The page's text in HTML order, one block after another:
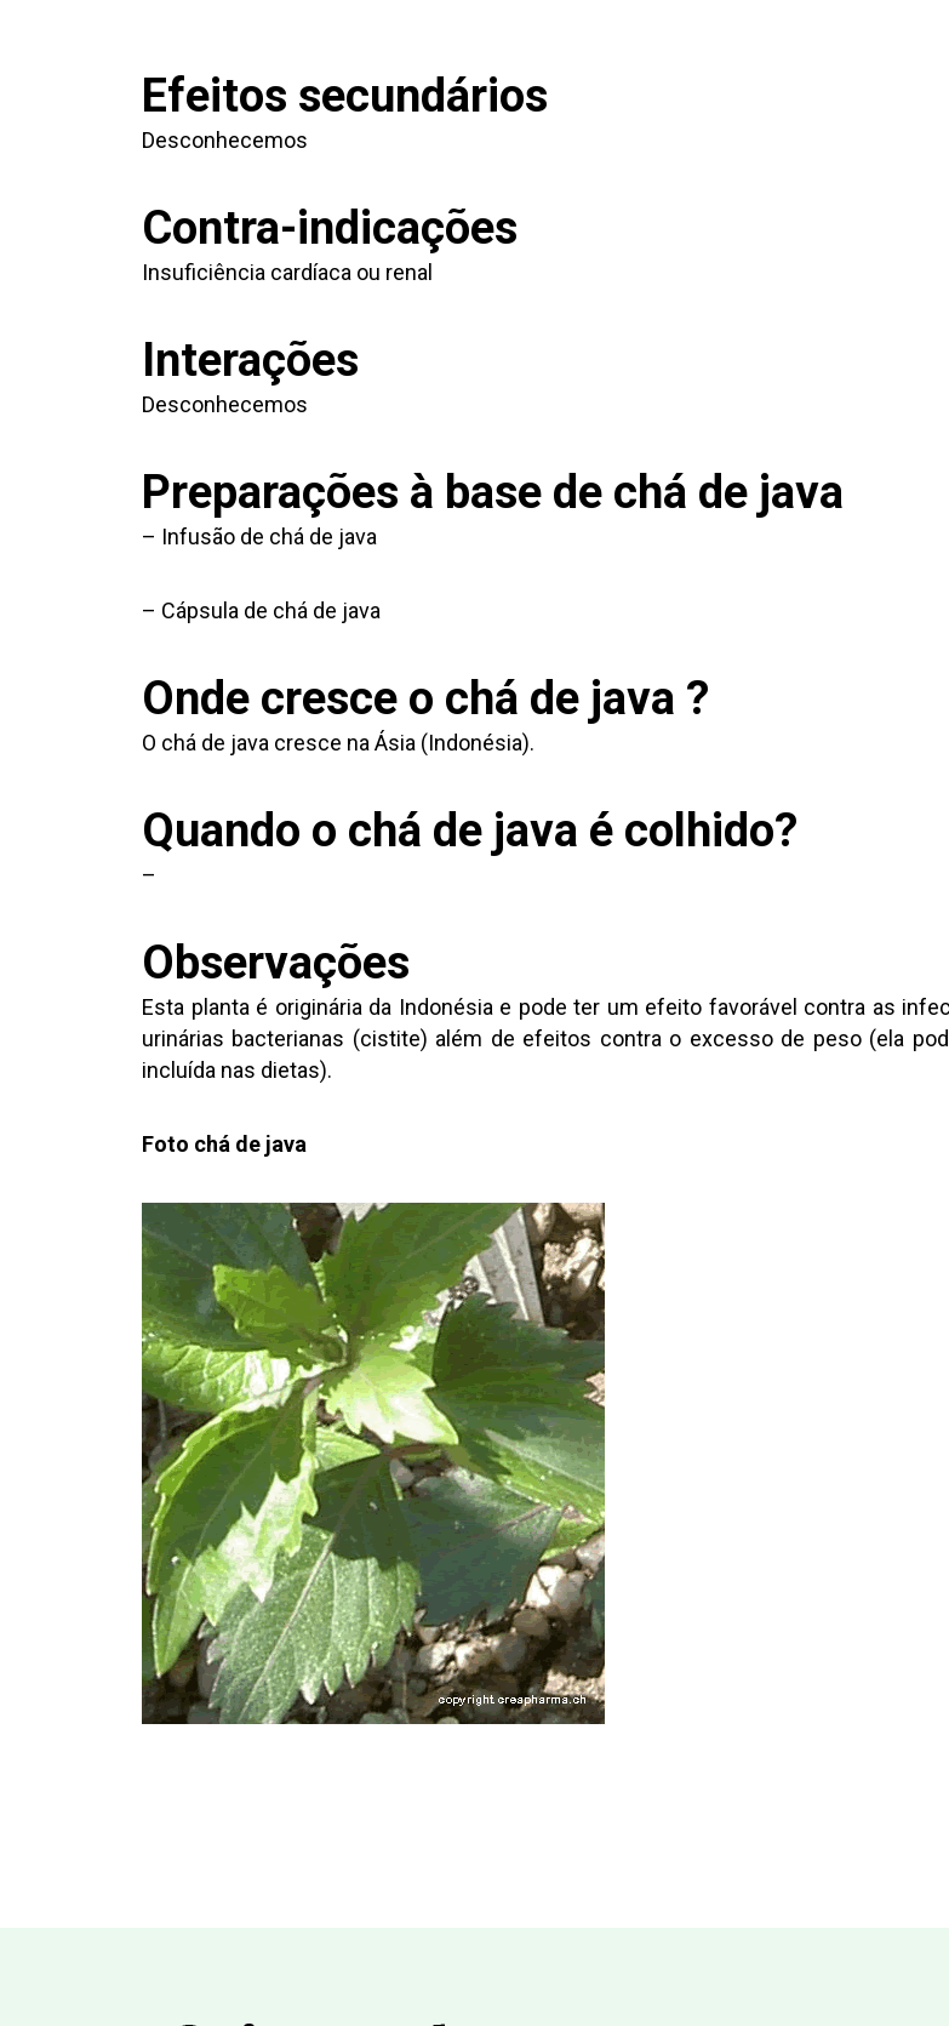
Efeitos secundários
Desconhecemos
Contra-indicações
Insuficiência cardíaca ou renal
Interações
Desconhecemos
Preparações à base de chá de java
– Infusão de chá de java
– Cápsula de chá de java
Onde cresce o chá de java ?
O chá de java cresce na Ásia (Indonésia).
Quando o chá de java é colhido?
–
Observações
Esta planta é originária da Indonésia e pode ter um efeito favorável contra as
urinárias bacterianas (cistite) além de efeitos contra o excesso de peso (ela
incluída nas dietas).
Foto chá de java